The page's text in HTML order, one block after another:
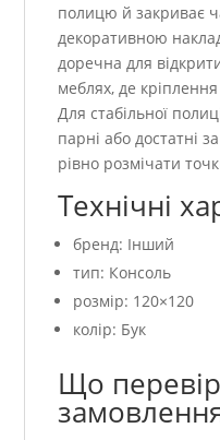
полицю й закриває
декоративною
доречна для
меблях, де
Для стабільної
парні або достатні
рівно розмічати
Технічні
бренд: Інший
тип: Консоль
розмір: 120×120
колір: Бук
Що